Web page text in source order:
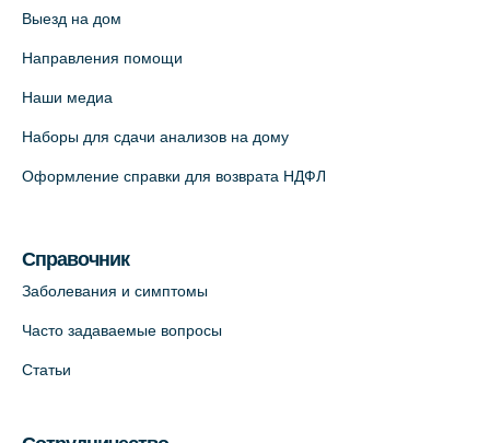
Медицинский центр "Доктор Семейный"
(официальный партнер),
+7 (812) 664-55-80
На карте
+7 (812) 660-73-69
На карте
Выезд на дом
Направления помощи
Наши медиа
Наборы для сдачи анализов на дому
Оформление справки для возврата НДФЛ
Справочник
Заболевания и симптомы
Часто задаваемые вопросы
Статьи